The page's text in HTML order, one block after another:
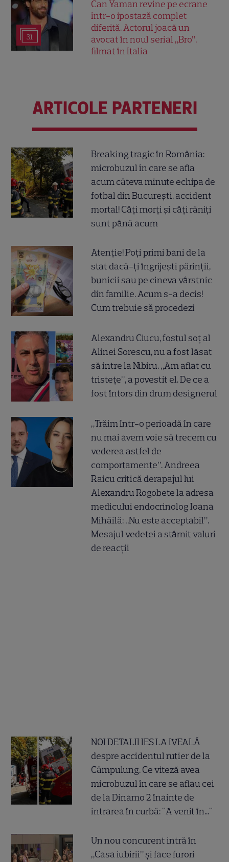
31
Can Yaman revine pe ecrane
într-o ipostază complet
diferită. Actorul joacă un
avocat în noul serial „Bro”,
filmat în Italia
ARTICOLE PARTENERI
Breaking tragic în România:
microbuzul în care se afla
acum câteva minute echipa de
fotbal din București, accident
mortal! Câți morți și câți răniți
sunt până acum
Atenție! Poți primi bani de la
stat dacă-ți îngrijești părinții,
bunicii sau pe cineva vârstnic
din familie. Acum s-a decis!
Cum trebuie să procedezi
Alexandru Ciucu, fostul soț al
Alinei Sorescu, nu a fost lăsat
să intre la Nibiru. „Am aflat cu
tristețe”, a povestit el. De ce a
fost întors din drum designerul
„Trăim într-o perioadă în care
nu mai avem voie să trecem cu
vederea astfel de
comportamente”. Andreea
Raicu critică derapajul lui
Alexandru Rogobete la adresa
medicului endocrinolog Ioana
Mihăilă: „Nu este acceptabil”.
Mesajul vedetei a stârnit valuri
de reacții
NOI DETALII IES LA IVEALĂ
despre accidentul rutier de la
Câmpulung. Ce viteză avea
microbuzul în care se aflau cei
de la Dinamo 2 înainte de
intrarea în curbă: "A venit în..."
Un nou concurent intră în
„Casa iubirii” și face furori